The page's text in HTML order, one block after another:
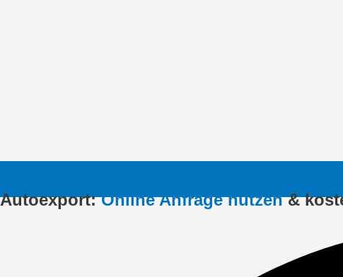
Autoexport:Online Anfrage nutzen&